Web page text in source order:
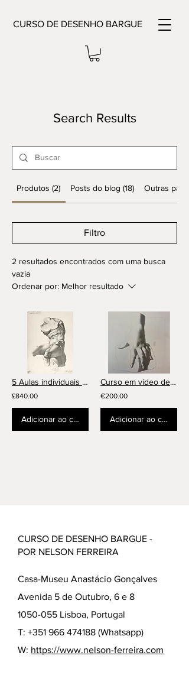
CURSO DE DESENHO BARGUE
Search Results
Produtos (2) Posts do blog (18) Outras
Filtro
2 resultados encontrados com uma busca
vazia
Ordenar por: Melhor resultado
5 Aulas individuais online + 4h curso em vídeo
£840.00
Adicionar ao carrinho
Curso em vídeo de 4 horas - Link para download recebido por e-mail
€200.00
Adicionar ao carrinho
CURSO DE DESENHO BARGUE -
POR NELSON FERREIRA
Casa-Museu Anastácio Gonçalves
Avenida 5 de Outubro, 6 e 8
1050-055 Lisboa, Portugal
T: +351 966 474188 (Whatsapp)
W: https://www.nelson-ferreira.com